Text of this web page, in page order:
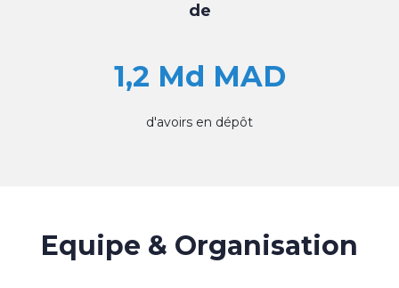
de
1,2 Md MAD
d'avoirs en dépôt
Equipe & Organisation